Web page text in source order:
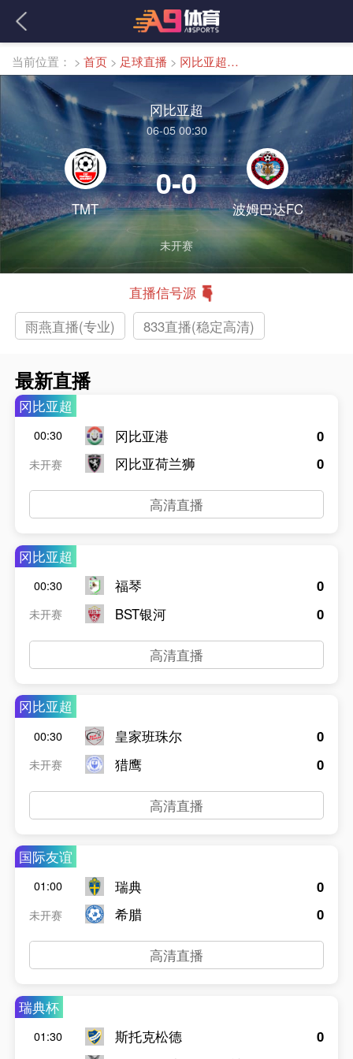
当前位置： > 首页 > 足球直播 > 冈比亚超直播
冈比亚超
06-05 00:30
TMT
0-0
波姆巴达FC
未开赛
直播信号源
雨燕直播(专业)
833直播(稳定高清)
最新直播
冈比亚超
00:30
未开赛
冈比亚港
冈比亚荷兰狮
0
0
高清直播
冈比亚超
00:30
未开赛
福琴
BST银河
0
0
高清直播
冈比亚超
00:30
未开赛
皇家班珠尔
猎鹰
0
0
高清直播
国际友谊
01:00
未开赛
瑞典
希腊
0
0
高清直播
瑞典杯
01:30
斯托克松德
0